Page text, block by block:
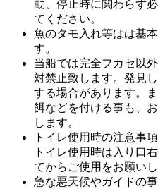
動、停止時に関わらず
てください。
魚のタモ入れ等はは基
す。
当船では完全フカセ以
対禁止致します。発見
する場合があります。
餌などを付ける事も、
します。
トイレ使用時の注意事項
トイレ使用時は入り口
てからご使用をお願いし
急な悪天候やガイドの